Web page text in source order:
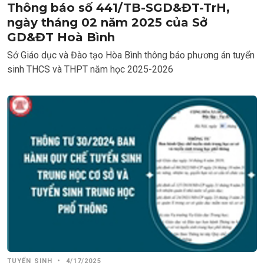
Thông báo số 441/TB-SGD&ĐT-TrH,
ngày tháng 02 năm 2025 của Sở
GD&ĐT Hoà Bình
Sở Giáo dục và Đào tạo Hòa Bình thông báo phương án tuyển
sinh THCS và THPT năm học 2025-2026
TUYỂN SINH • 4/17/2025